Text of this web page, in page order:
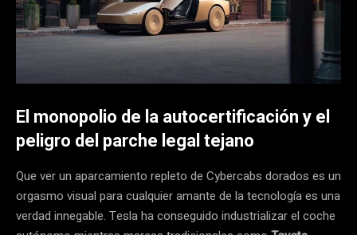
El monopolio de la autocertificación y el
peligro del parche legal tejano
Que ver un aparcamiento repleto de Cybercabs dorados es un
orgasmo visual para cualquier amante de la tecnología es una
verdad innegable. Tesla ha conseguido industrializar el coche